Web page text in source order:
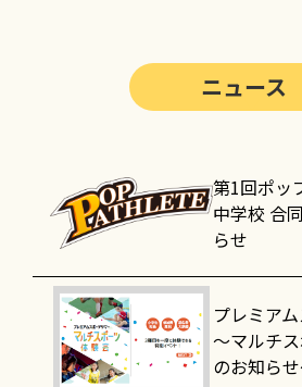
ニュース
第1回ポッ
中学校 合
らせ
プレミア
～マルチ
のお知ら